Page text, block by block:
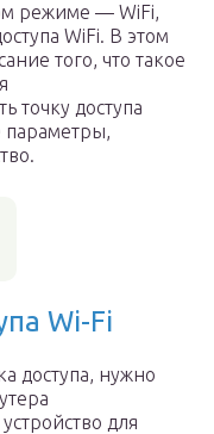
режиме — WiFi,
WiFi. В этом
того, что такое
точку доступа
параметры,
Wi-Fi
доступа, нужно
для